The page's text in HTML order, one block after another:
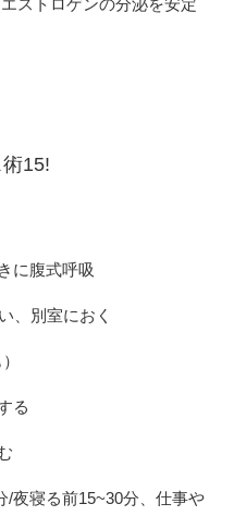
ストロゲンの分泌を安定
15!
に腹式呼吸
、別室におく
る
/夜寝る前15~30分、仕事や